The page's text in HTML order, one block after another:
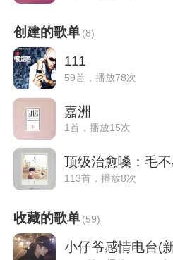
创建的歌单(8)
111
59首，播放78次
嘉洲
1首，播放15次
113首，播放8次
收藏的歌单(59)
小仔爷感情电台(